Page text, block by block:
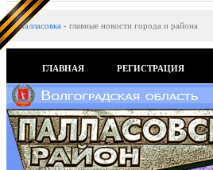
Палласовка - главные новости города и района
ГЛАВНАЯ РЕГИСТРАЦИЯ